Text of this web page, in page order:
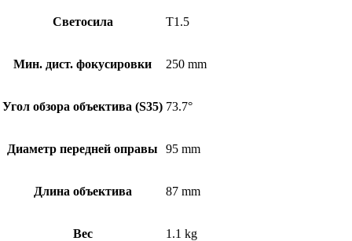
Светосила T1.5
Мин. дист. фокусировки 250 mm
Угол обзора объектива (S35) 73.7°
Диаметр передней оправы 95 mm
Длина объектива 87 mm
Вес 1.1 kg